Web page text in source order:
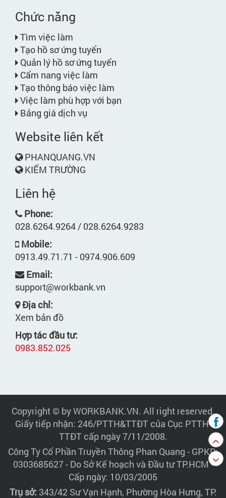
Chức năng
Tìm việc làm
Tạo hồ sơ ứng tuyển
Quản lý hồ sơ ứng tuyển
Cẩm nang việc làm
Tạo thông báo việc làm
Việc làm phù hợp với bạn
Bảng giá dịch vụ
Website liên kết
PHANQUANG.VN
KIẾM TRƯỜNG
Liên hệ
Phone:
028.6264.9264 / 028.6264.9283
Mobile:
0913.49.71.71 - 0974.906.609
Email:
support@workbank.vn
Địa chỉ:
Xem bản đồ
Hợp tác đầu tư:
0983.852.025
Copyright © by WORKBANK.VN. All right reserved.
Giấy tiếp nhận: 246/PTTH&TTĐT của Cục PTTH-
TTĐT cấp ngày 7/11/2008.
Công Ty Cổ Phần Truyền Thông Phan Quang - GPKD:
0303685627 - Do Sở Kế hoạch và Đầu tư TP.HCM -
Cấp ngày: 10/03/2005
Trụ sở: 343/42 Sư Vạn Hạnh, Phường Hòa Hưng, TP.